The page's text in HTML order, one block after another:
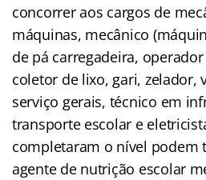
concorrer aos cargos de
máquinas, mecânico
de pá carregadeira,
coletor de lixo, gari, zelador,
serviço gerais, técnico em
transporte escolar e
completaram o nível podem
agente de nutrição escolar